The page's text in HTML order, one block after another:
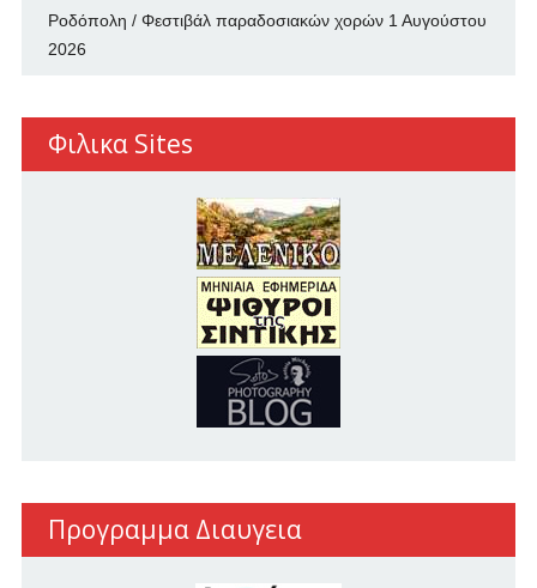
Ροδόπολη / Φεστιβάλ παραδοσιακών χορών 1 Αυγούστου
2026
Φιλικα Sites
Προγραμμα Διαυγεια